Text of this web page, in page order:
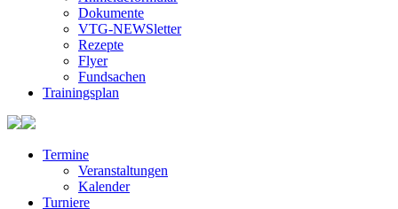
Dokumente
VTG-NEWSletter
Rezepte
Flyer
Fundsachen
Trainingsplan
Termine
Veranstaltungen
Kalender
Turniere